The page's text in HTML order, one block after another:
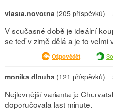
vlasta.novotna (205 příspěvků)
V současné době je ideální
se teď v zimě dělá a je to velmi
Odpovědět
monika.dlouha (121 příspěvků)
Nejlevnější varianta je
doporučovala last minute.